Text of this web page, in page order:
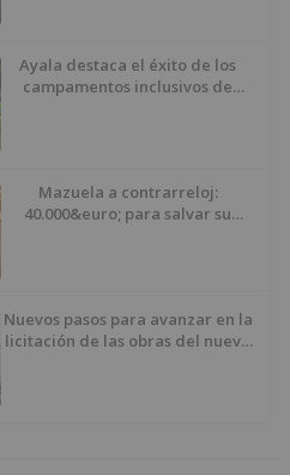
Ayala destaca el éxito de los
campamentos inclusivos de
Mazuela a contrarreloj:
40.000&euro; para salvar su
Nuevos pasos para avanzar en la
licitación de las obras del nuevo